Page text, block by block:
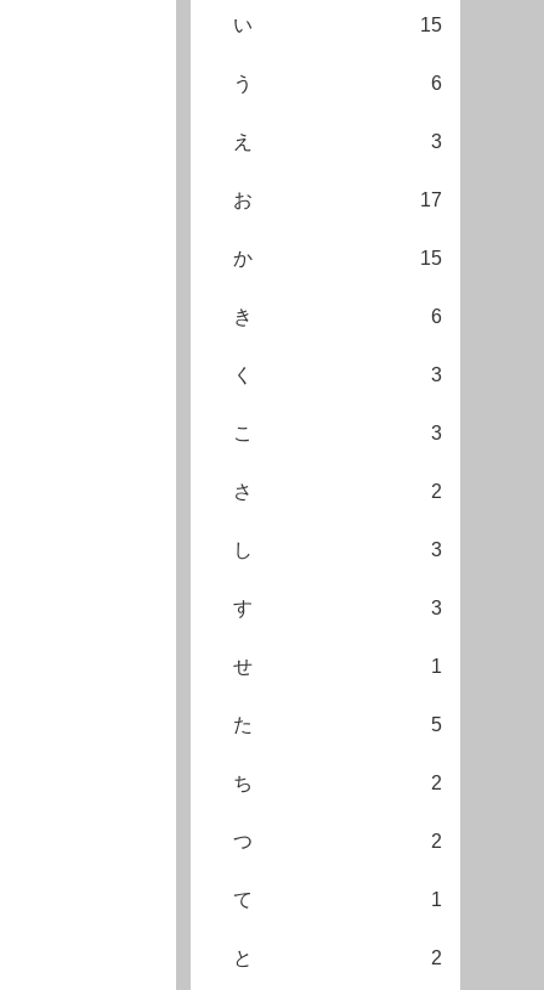
い 15
う 6
え 3
お 17
か 15
き 6
く 3
こ 3
さ 2
し 3
す 3
せ 1
た 5
ち 2
つ 2
て 1
と 2